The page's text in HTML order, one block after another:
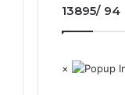
13895/ 94
×